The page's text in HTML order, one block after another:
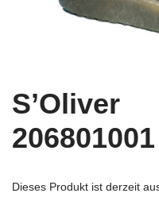
S’Oliver
206801001
Dieses Produkt ist derzeit